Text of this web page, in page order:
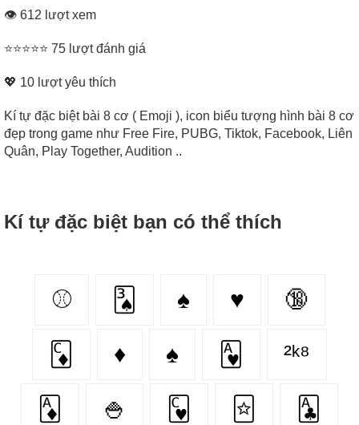
👁 612 lượt xem
⭐⭐⭐⭐⭐ 75 lượt đánh giá
💖 10 lượt yêu thích
Kí tự đặc biệt bài 8 cơ ( Emoji ), icon biểu tượng hình bài 8 cơ
đẹp trong game như Free Fire, PUBG, Tiktok, Facebook, Liên
Quân, Play Together, Audition ..
Kí tự đặc biệt bạn có thể thích
⚾️ 🂣 ♠ ♥ 🔞
🃌 ♦️ ♠️ 🂱 ²ᵏ⁸
🃁 🍚 🂼 🃟 🃑